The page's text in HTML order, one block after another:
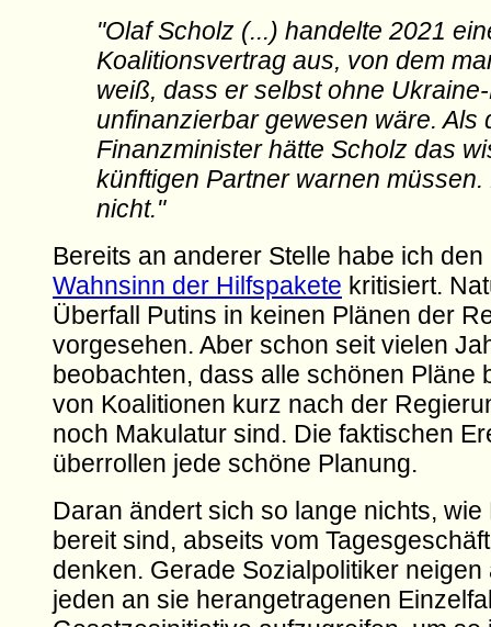
"Olaf Scholz (...) handelte 2021
Koalitionsvertrag aus, von dem
weiß, dass er selbst ohne
unfinanzierbar gewesen wäre. Als
Finanzminister hätte Scholz das
künftigen Partner warnen müssen.
nicht."
Bereits an anderer Stelle habe ich den
Wahnsinn der Hilfspakete kritisiert.
Überfall Putins in keinen Plänen der
vorgesehen. Aber schon seit vielen
beobachten, dass alle schönen Pläne
von Koalitionen kurz nach der
noch Makulatur sind. Die faktischen
überrollen jede schöne Planung.
Daran ändert sich so lange nichts, wie
bereit sind, abseits vom
denken. Gerade Sozialpolitiker neigen
jeden an sie herangetragenen